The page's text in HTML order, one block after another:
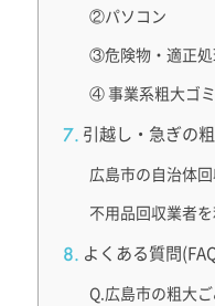
②パソコン
③危険物・適正処
④ 事業系粗大ゴミ
引越し・急ぎの
広島市の自治体
不用品回収業者
よくある質問
Q.広島市の粗大